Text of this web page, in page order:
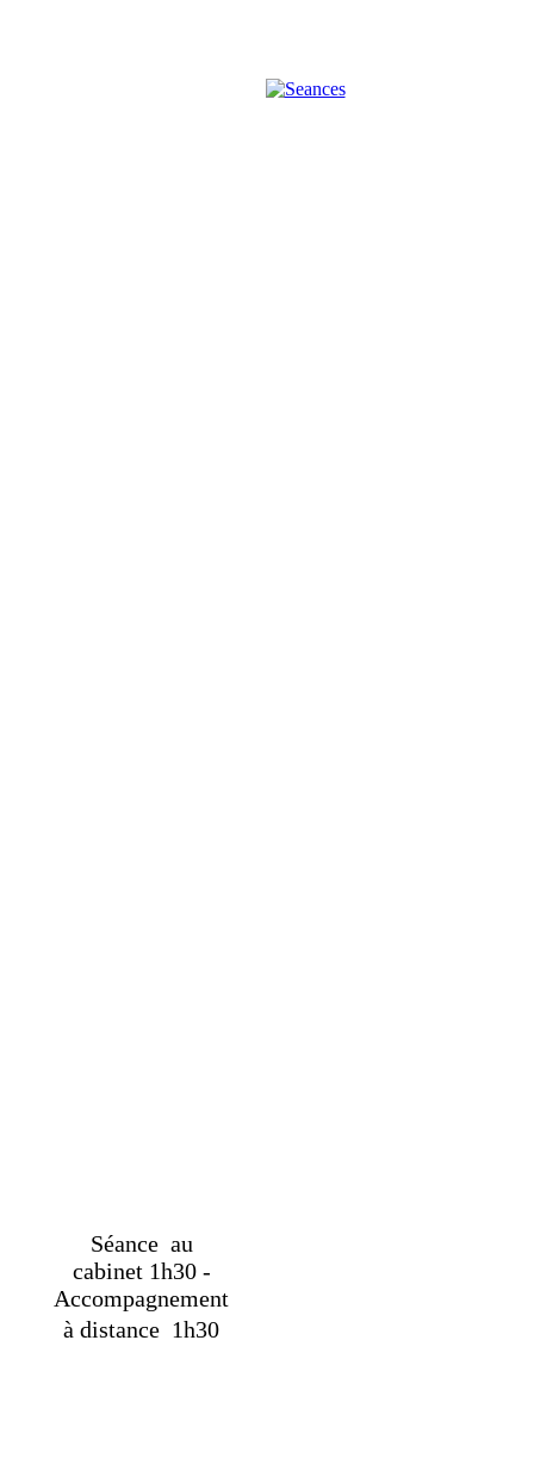
Séance au
cabinet 1h30 -
Accompagnement
à distance 1h30